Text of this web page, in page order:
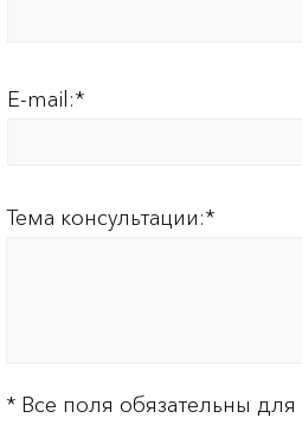
E-mail:*
Тема консультации:*
* Все поля обязательны для